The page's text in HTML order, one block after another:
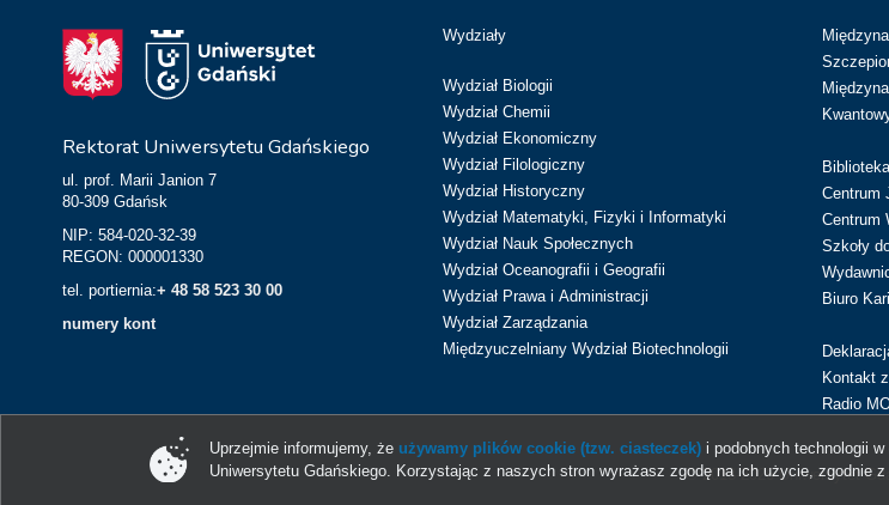
Rektorat Uniwersytetu Gdańskiego
ul. prof. Marii Janion 7
80-309 Gdańsk
NIP: 584-020-32-39
REGON: 000001330
tel. portiernia:+ 48 58 523 30 00
numery kont
Wydziały
Wydział Biologii
Wydział Chemii
Wydział Ekonomiczny
Wydział Filologiczny
Wydział Historyczny
Wydział Matematyki, Fizyki i Informatyki
Wydział Nauk Społecznych
Wydział Oceanografii i Geografii
Wydział Prawa i Administracji
Wydział Zarządzania
Międzyuczelniany Wydział Biotechnologii
Centrum
Centrum
Szkoły
Biuro
Kontakt
Radio
© 2013-2026 Uniwersytet
Uprzejmie informujemy, że używamy plików cookie (tzw. ciasteczek)i podobnych technologii w
Uniwersytetu Gdańskiego. Korzystając z naszych stron wyrażasz zgodę na ich użycie, zgodnie z